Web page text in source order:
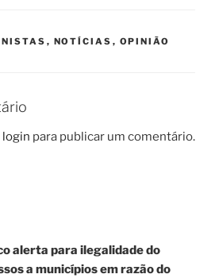
, NOTÍCIAS , OPINIÃO
login para publicar um comentário.
alerta para ilegalidade do
a municípios em razão do